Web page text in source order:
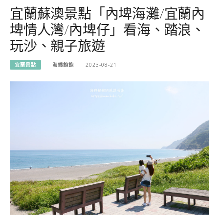
宜蘭蘇澳景點「內埤海灘/宜蘭內
埤情人灣/內埤仔」看海、踏浪、
玩沙、親子旅遊
宜蘭景點 海綿飽飽 2023-08-21